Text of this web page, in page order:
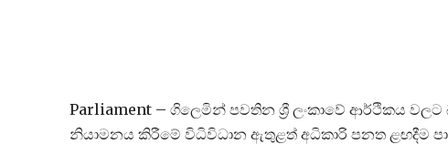
Parliament – ගිලෙමින් පවතින ශ්‍රී ලංකාවේ ආර්ථිකය
නියාමනය කිරීමේ විධිවිධාන ඇතුළත් අධිකාරි පනත ළඟදීම